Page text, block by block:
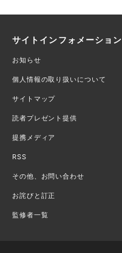
サイトインフォメーション
お知らせ
個人情報の取り扱いについて
サイトマップ
読者プレゼント提供
提携メディア
RSS
その他、お問い合わせ
お詫びと訂正
監修者一覧